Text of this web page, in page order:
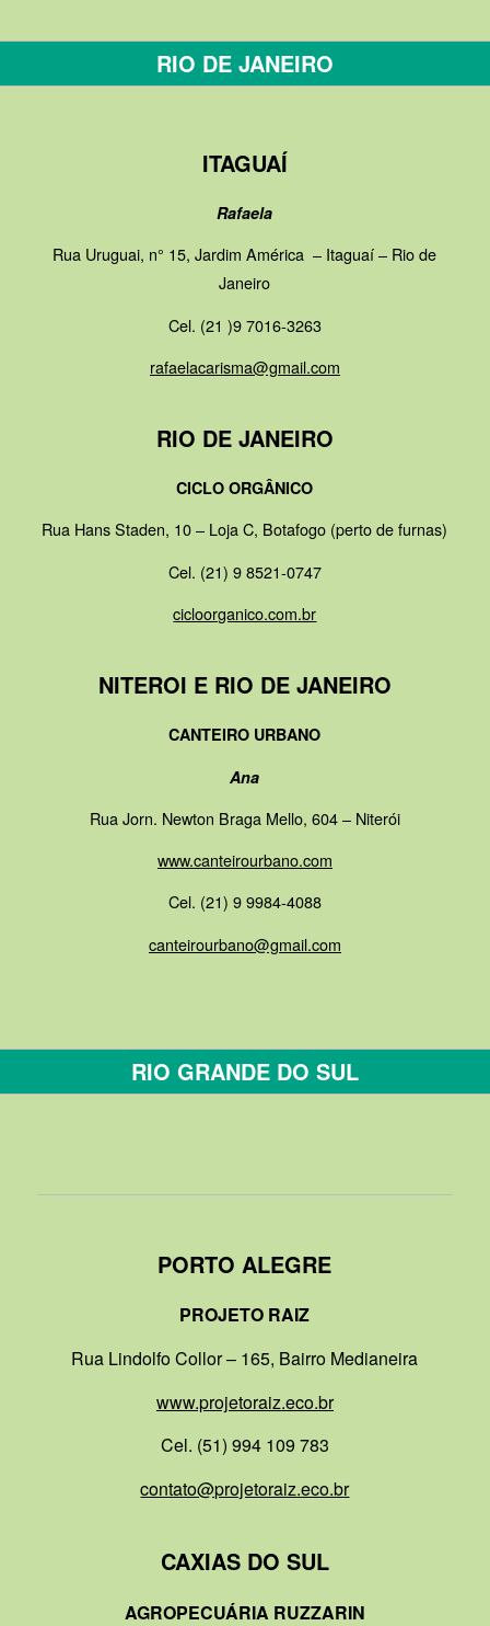
RIO DE JANEIRO
ITAGUAÍ
Rafaela
Rua Uruguai, n° 15, Jardim América – Itaguaí – Rio de
Janeiro
Cel. (21 )9 7016-3263
rafaelacarisma@gmail.com
RIO DE JANEIRO
CICLO ORGÂNICO
Rua Hans Staden, 10 – Loja C, Botafogo (perto de furnas)
Cel. (21) 9 8521-0747
cicloorganico.com.br
NITEROI E RIO DE JANEIRO
CANTEIRO URBANO
Ana
Rua Jorn. Newton Braga Mello, 604 – Niterói
www.canteirourbano.com
Cel. (21) 9 9984-4088
canteirourbano@gmail.com
RIO GRANDE DO SUL
PORTO ALEGRE
PROJETO RAIZ
Rua Lindolfo Collor – 165, Bairro Medianeira
www.projetoraiz.eco.br
Cel. (51) 994 109 783
contato@projetoraiz.eco.br
CAXIAS DO SUL
AGROPECUÁRIA RUZZARIN